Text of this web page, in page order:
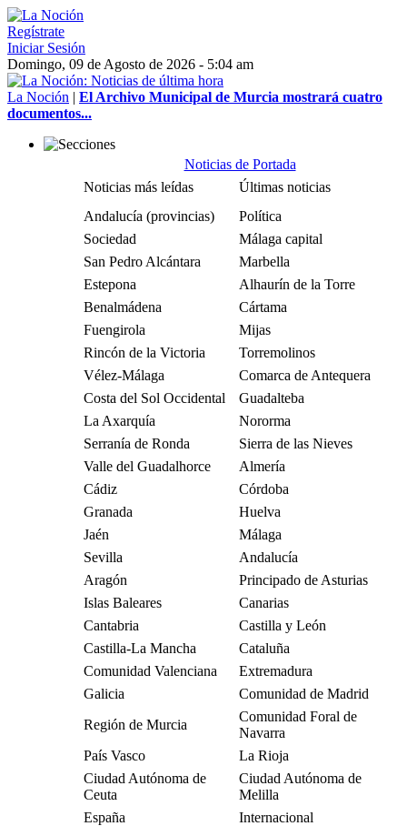
Regístrate
Iniciar Sesión
Domingo, 09 de Agosto de 2026 - 5:04 am
La Noción | El Archivo Municipal de Murcia mostrará cuatro
documentos...
Noticias de Portada
Noticias más leídas
Últimas noticias
Andalucía (provincias)
Política
Sociedad
Málaga capital
San Pedro Alcántara
Marbella
Estepona
Alhaurín de la Torre
Benalmádena
Cártama
Fuengirola
Mijas
Rincón de la Victoria
Torremolinos
Vélez-Málaga
Comarca de Antequera
Costa del Sol Occidental
Guadalteba
La Axarquía
Nororma
Serranía de Ronda
Sierra de las Nieves
Valle del Guadalhorce
Almería
Cádiz
Córdoba
Granada
Huelva
Jaén
Málaga
Sevilla
Andalucía
Aragón
Principado de Asturias
Islas Baleares
Canarias
Cantabria
Castilla y León
Castilla-La Mancha
Cataluña
Comunidad Valenciana
Extremadura
Galicia
Comunidad de Madrid
Región de Murcia
Comunidad Foral de
Navarra
País Vasco
La Rioja
Ciudad Autónoma de
Ceuta
Ciudad Autónoma de
Melilla
España
Internacional